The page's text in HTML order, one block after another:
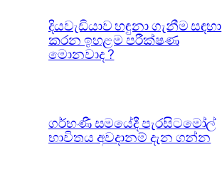
දියවැඩියාව හඳුනා ගැනීම සඳහා
කරන ඉහළම පරීක්ෂණ
මොනවාද ?
ගර්භණී සමයේදී පැරසිටමෝල්
භාවිතය අවදානම් දැන ගන්න